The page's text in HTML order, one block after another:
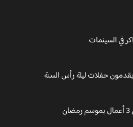
السينمات
حفلات ليلة رأس السنة